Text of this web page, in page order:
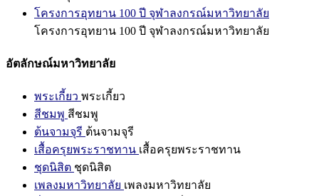
โครงการอุทยาน 100 ปี จุฬาลงกรณ์มหาวิทยาลัย
โครงการอุทยาน 100 ปี จุฬาลงกรณ์มหาวิทยาลัย
อัตลักษณ์มหาวิทยาลัย
พระเกี้ยว พระเกี้ยว
สีชมพู สีชมพู
ต้นจามจุรี ต้นจามจุรี
เสื้อครุยพระราชทาน เสื้อครุยพระราชทาน
ชุดนิสิต ชุดนิสิต
เพลงมหาวิทยาลัย เพลงมหาวิทยาลัย